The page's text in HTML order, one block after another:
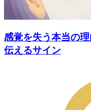
感覚を失う本当の
伝えるサイン